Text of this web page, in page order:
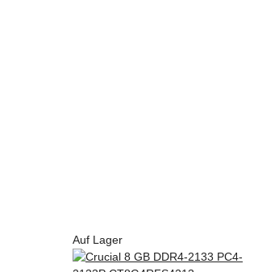
Auf Lager